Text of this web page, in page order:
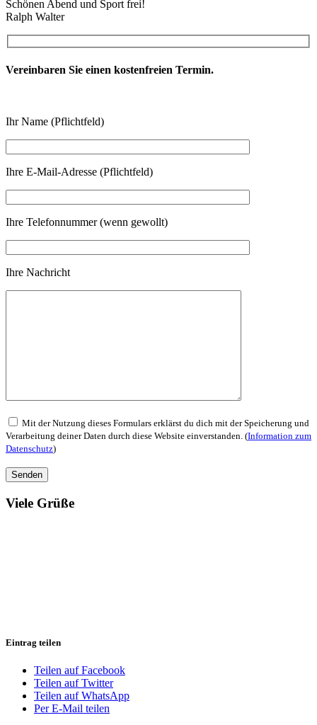
Schönen Abend und Sport frei!
Ralph Walter
Vereinbaren Sie einen kostenfreien Termin.
Ihr Name (Pflichtfeld)
Ihre E-Mail-Adresse (Pflichtfeld)
Ihre Telefonnummer (wenn gewollt)
Ihre Nachricht
Mit der Nutzung dieses Formulars erklärst du dich mit der Speicherung und
Verarbeitung deiner Daten durch diese Website einverstanden. (Information zum
Datenschutz)
Viele Grüße
Eintrag teilen
Teilen auf Facebook
Teilen auf Twitter
Teilen auf WhatsApp
Per E-Mail teilen